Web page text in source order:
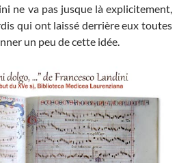
ne va pas jusque là explicitement,
qui ont laissé derrière eux toutes
un peu de cette idée.